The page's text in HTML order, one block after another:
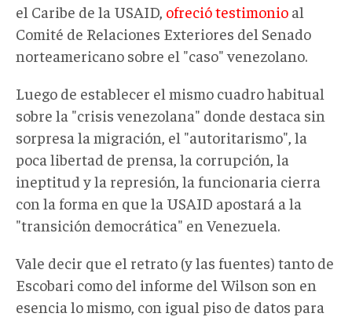
el Caribe de la USAID, ofreció testimonio al
Comité de Relaciones Exteriores del Senado
norteamericano sobre el "caso" venezolano.
Luego de establecer el mismo cuadro habitual
sobre la "crisis venezolana" donde destaca sin
sorpresa la migración, el "autoritarismo", la
poca libertad de prensa, la corrupción, la
ineptitud y la represión, la funcionaria cierra
con la forma en que la USAID apostará a la
"transición democrática" en Venezuela.
Vale decir que el retrato (y las fuentes) tanto de
Escobari como del informe del Wilson son en
esencia lo mismo, con igual piso de datos para